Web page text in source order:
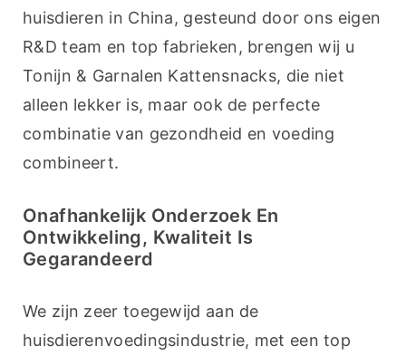
huisdieren in China, gesteund door ons eigen
R&D team en top fabrieken, brengen wij u
Tonijn & Garnalen Kattensnacks, die niet
alleen lekker is, maar ook de perfecte
combinatie van gezondheid en voeding
combineert.
Onafhankelijk Onderzoek En
Ontwikkeling, Kwaliteit Is
Gegarandeerd
We zijn zeer toegewijd aan de
huisdierenvoedingsindustrie, met een top